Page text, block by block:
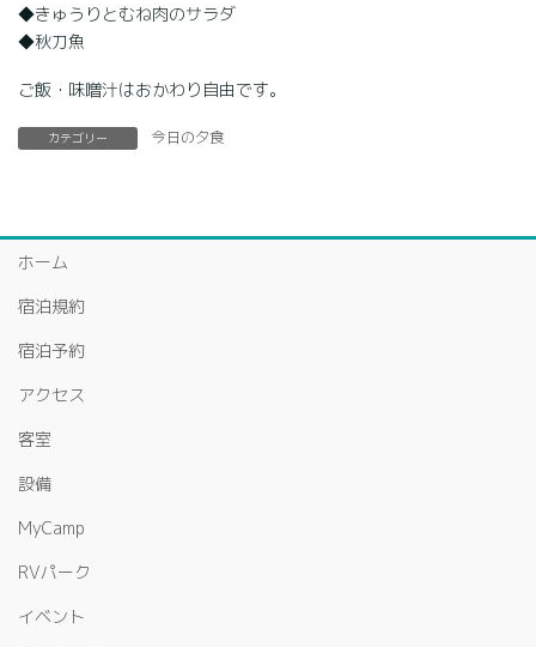
◆きゅうりとむね肉のサラダ
◆秋刀魚
ご飯・味噌汁はおかわり自由です。
カテゴリー 今日の夕食
ホーム
宿泊規約
宿泊予約
アクセス
客室
設備
MyCamp
RVパーク
イベント